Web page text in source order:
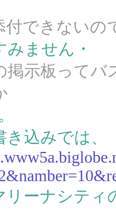
付できないの
みません・
掲示板って
込みでは、
リーナシティ